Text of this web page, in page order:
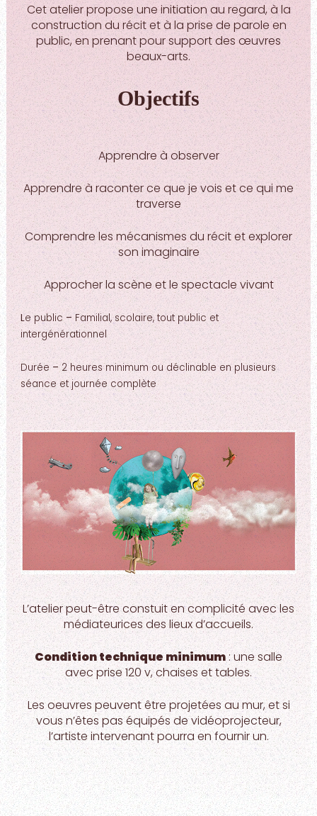
Cet atelier propose une initiation au regard, à la
construction du récit et à la prise de parole en
public, en prenant pour support des œuvres
beaux-arts.
Objectifs
Apprendre à observer
Apprendre à raconter ce que je vois et ce qui me
traverse
Comprendre les mécanismes du récit et explorer
son imaginaire
Approcher la scène et le spectacle vivant
Le public – Familial, scolaire, tout public et
intergénérationnel
Durée –2 heures minimum ou déclinable en plusieurs
séance et journée complète
L’atelier peut-être constuit en complicité avec les
médiateurices des lieux d’accueils.
Condition technique minimum: une salle
avec prise 120 v, chaises et tables.
Les oeuvres peuvent être projetées au mur, et si
vous n’êtes pas équipés de vidéoprojecteur,
l’artiste intervenant pourra en fournir un.